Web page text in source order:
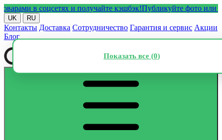
в соцсетях и получайте кэшбэк!Публикуйте фото или видео
UK RU
Контакты Доставка Сотрудничество Гарантия и сервис Акции
Блог
Показать все (0)